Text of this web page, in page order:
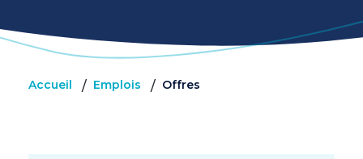
Accueil / Emplois / Offres